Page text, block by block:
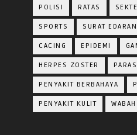
POLISI RATAS
SPORTS SURAT EDARAN
CACING EPIDEMI
HERPES ZOSTER
PENYAKIT BERBAHAYA
PENYAKIT KULIT WABAH